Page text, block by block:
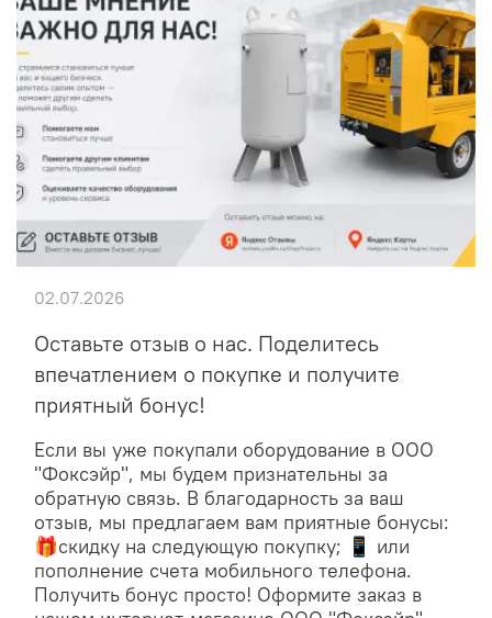
Оставьте отзыв о нас. Поделитесь
впечатлением о покупке и получите
приятный бонус!
Если вы уже покупали оборудование в ООО
"Фоксэйр", мы будем признательны за
обратную связь. В благодарность за ваш
отзыв, мы предлагаем вам приятные бонусы:
🎁скидку на следующую покупку; 📱 или
пополнение счета мобильного телефона.
Получить бонус просто! Оформите заказ в
02.07.2026